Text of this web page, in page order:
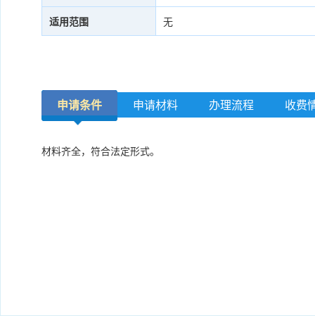
适用范围 无
申请条件 申请材料 办理流程 收费
材料齐全，符合法定形式。